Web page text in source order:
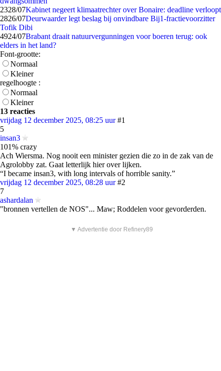
2328/07Kabinet negeert klimaatrechter over Bonaire: deadline verloopt
2826/07Deurwaarder legt beslag bij onvindbare Bij1-fractievoorzitter
Tofik Dibi
4924/07Brabant draait natuurvergunningen voor boeren terug: ook
elders in het land?
Font-grootte:
Normaal
Kleiner
regelhoogte :
Normaal
Kleiner
13 reacties
vrijdag 12 december 2025, 08:25 uur #1
5
insan3
101% crazy
Ach Wiersma. Nog nooit een minister gezien die zo in de zak van de
Agrolobby zat. Gaat letterlijk hier over lijken.
“I became insan3, with long intervals of horrible sanity.”
vrijdag 12 december 2025, 08:28 uur #2
7
ashardalan
"bronnen vertellen de NOS"... Maw; Roddelen voor gevorderden.
▼ Advertentie door Refinery89